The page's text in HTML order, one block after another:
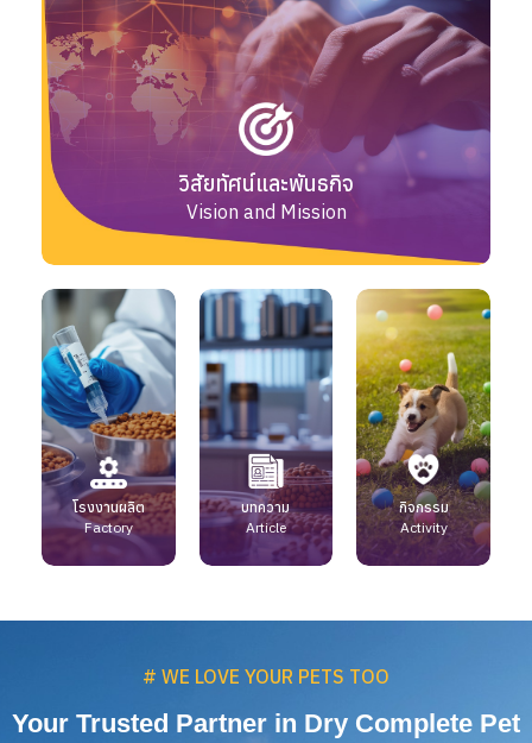
วิสัยทัศน์และพันธกิจ
Vision and Mission
โรงงานผลิต
Factory
บทความ
Article
กิจกรรม
Activity
# WE LOVE YOUR PETS TOO
Your Trusted Partner in Dry Complete Pet